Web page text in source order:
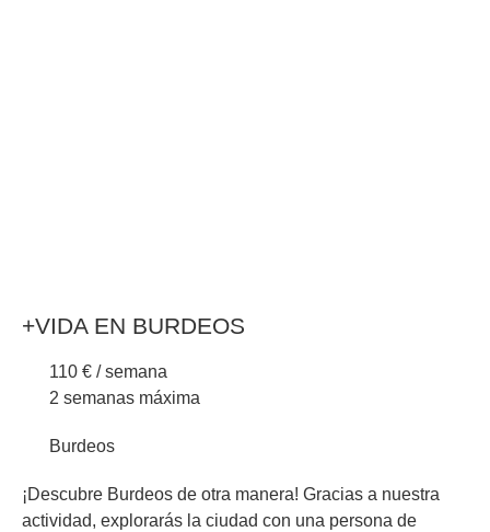
+VIDA EN BURDEOS
110 € / semana
2 semanas máxima
Burdeos
¡Descubre Burdeos de otra manera! Gracias a nuestra
actividad, explorarás la ciudad con una persona de